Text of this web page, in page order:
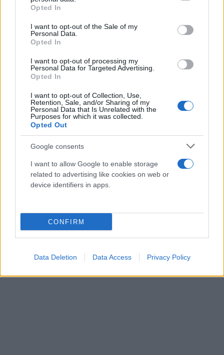
grant or deny consent to Google and its third-party tags to
use your data for below specified purposes in below Google
consent section.
Opted In
I want to opt-out of the Sale of my
Personal Data.
Opted In
I want to opt-out of processing my
Personal Data for Targeted Advertising.
Opted In
I want to opt-out of Collection, Use,
Retention, Sale, and/or Sharing of my
Personal Data that Is Unrelated with the
Purposes for which it was collected.
Opted Out
Google consents
I want to allow Google to enable storage
related to advertising like cookies on web or
device identifiers in apps.
CONFIRM
Data Deletion Data Access Privacy Policy
Σεπτεμβρίου θα κάνει παρεμβάσεις στη Σύνοδο
Κορυφής του ΟΗΕ ενώ θα πραγματοποιήσει και
σύντομη ομιλία παραλαμβάνοντας το βραβείο
Global Citizen. Στις 26 Σεπτεμβρίου θα
συμμετάσχει στις εργασίες και τις συναντήσεις της
Συνόδου και θα πραγματοποιήσει ομιλία ενώπιον
της Γενικής Συνέλευσης του ΟΗΕ